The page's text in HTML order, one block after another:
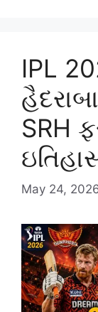
IPL
SRH
May 24,